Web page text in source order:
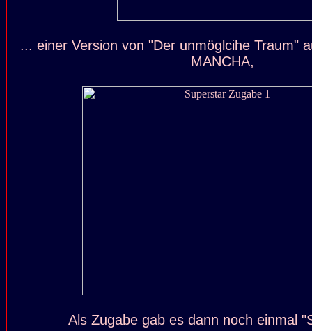
... einer Version von "Der unmöglcihe Traum"
MANCHA,
Als Zugabe gab es dann noch einmal